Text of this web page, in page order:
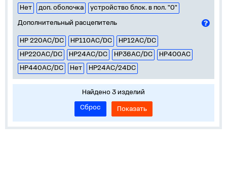
Нет доп. оболочка
устройство блок. в пол. "0"
Дополнительный расцепитель
НР 220AC/DC НР110AC/DC
НР12AC/DC
НР220AC/DC
НР24AC/DC НР36AC/DC
НР400AC
НР440AC/DC
Нет НР24AC/24DC
Найдено 3 изделий
Сброс
Показать